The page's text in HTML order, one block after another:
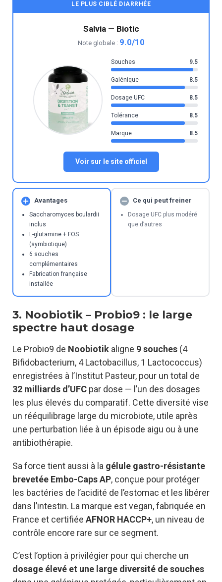
LE PLUS CIBLÉ DIARRHÉE
Salvia — Biotic
Note globale : 9.0/10
Souches 9.5
Galénique 8.5
Dosage UFC 8.5
Tolérance 8.5
Marque 8.5
Voir sur le site officiel
Avantages
Saccharomyces boulardii
inclus
L-glutamine + FOS
(symbiotique)
6 souches
complémentaires
Fabrication française
installée
Ce qui peut freiner
Dosage UFC plus modéré
que d’autres
3. Noobiotik – Probio9 : le large
spectre haut dosage
Le Probio9 de Noobiotik aligne 9 souches (4
Bifidobacterium, 4 Lactobacillus, 1 Lactococcus)
enregistrées à l’Institut Pasteur, pour un total de
32 milliards d’UFC par dose — l’un des dosages
les plus élevés du comparatif. Cette diversité vise
un rééquilibrage large du microbiote, utile après
une perturbation liée à un épisode aigu ou à une
antibiothérapie.
Sa force tient aussi à la gélule gastro-résistante
brevetée Embo-Caps AP, conçue pour protéger
les bactéries de l’acidité de l’estomac et les libérer
dans l’intestin. La marque est vegan, fabriquée en
France et certifiée AFNOR HACCP+, un niveau de
contrôle encore rare sur ce segment.
C’est l’option à privilégier pour qui cherche un
dosage élevé et une large diversité de souches